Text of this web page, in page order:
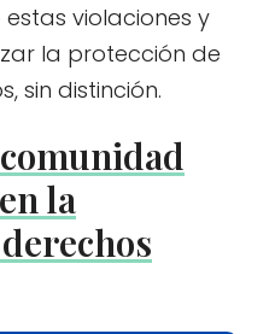
violaciones y
la protección de
sin distinción.
la